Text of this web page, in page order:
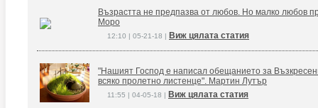
Възрастта не предпазва от любов. Но малко любов
Моро
12:10 | 05-21-18 | Виж цялата статия
"Нашият Господ е написал обещанието за
всяко пролетно листенце". Мартин Лутър
11:55 | 04-05-18 | Виж цялата статия